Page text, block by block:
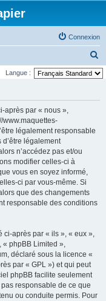
Connexion
e
Langue :
après par « nous »,
www.maquettes-
légalement responsable
légalement
n’accédez pas et/ou
modifier celles-ci à
vous en soyez informé,
ci par vous-même. Si
que des changements
responsable des conditions
ci-après par « ils », « eux »,
« phpBB Limited »,
déclaré sous la licence «
par « GPL ») et qui peut
phpBB facilite seulement
responsable de ce que
ou conduite permis. Pour